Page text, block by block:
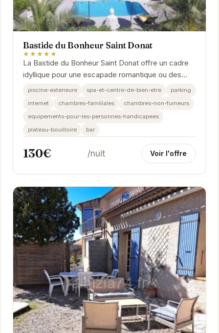
Bastide du Bonheur Saint Donat
★★★★★
La Bastide du Bonheur Saint Donat offre un cadre
idyllique pour une escapade romantique ou des
vacances en famille. Avec sa piscine extérieure,
piscine-exterieure spa-et-centre-de-bien-etre
parking
internet
chambres-familiales
chambres-non-fumeurs
equipements-pour-les-personnes-handicapees
plateau-bouilloire
bar
130€ /nuit Voir l'offre